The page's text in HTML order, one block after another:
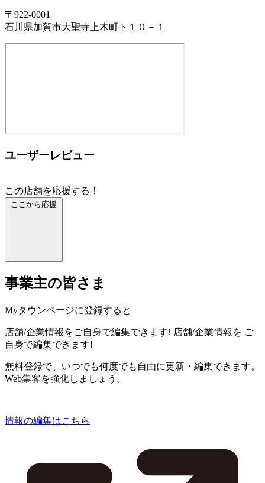
〒922-0001
石川県加賀市大聖寺上木町ト１０－１
ユーザーレビュー
この店舗を応援する！
ここから応援
事業主の皆さま
Myタウンページに登録すると
店舗/企業情報をご自身で編集できます! 店舗/企業情報を ご
自身で編集できます!
無料登録で、いつでも何度でも自由に更新・編集できます。
Web集客を強化しましょう。
情報の編集はこちら